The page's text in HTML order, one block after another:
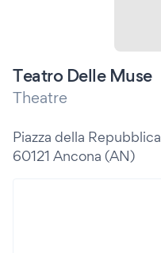
Teatro Delle Muse
Theatre
Piazza della Repubblica
60121 Ancona (AN)